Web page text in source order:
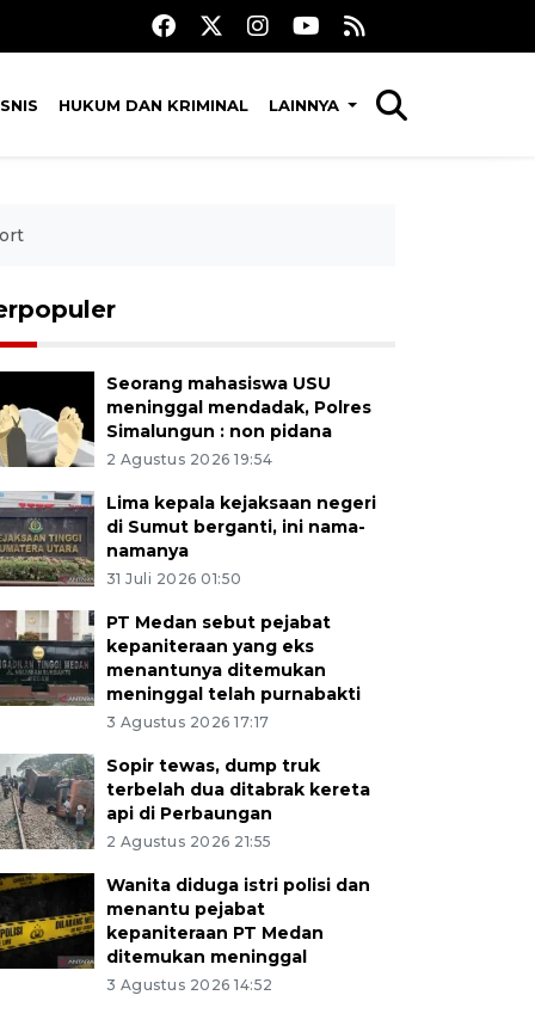
HUKUM DAN KRIMINAL LAINNYA
Seorang mahasiswa USU
meninggal mendadak, Polres
Simalungun : non pidana
2 Agustus 2026 19:54
Lima kepala kejaksaan negeri
di Sumut berganti, ini nama-
namanya
31 Juli 2026 01:50
PT Medan sebut pejabat
kepaniteraan yang eks
menantunya ditemukan
meninggal telah purnabakti
3 Agustus 2026 17:17
Sopir tewas, dump truk
terbelah dua ditabrak kereta
api di Perbaungan
2 Agustus 2026 21:55
Wanita diduga istri polisi dan
menantu pejabat
kepaniteraan PT Medan
ditemukan meninggal
3 Agustus 2026 14:52